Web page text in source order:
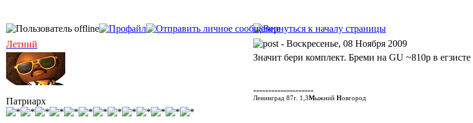
Летний - Воскресенье, 08 Ноября 2009
Патриарх
Значит бери комплект. Бреми на GU ~810р в егзисте
--------------------
Ленинград 87г. 1,3Мыжний Новгород